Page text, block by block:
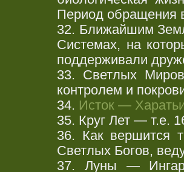
Период обращения
32. Ближайшим
Системах, на
поддерживали
33. Светлых
контролем и
34. Исток —
35. Круг Лет — т.е.
36. Как вершится
Светлых Богов,
37. Луны —